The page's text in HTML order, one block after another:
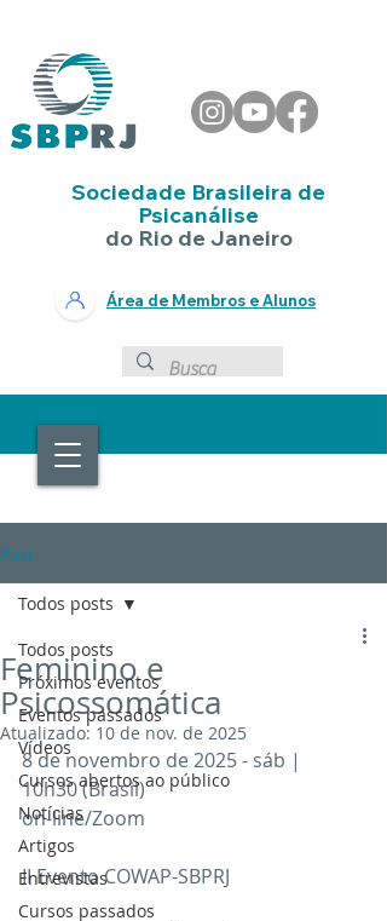
Sociedade Brasileira de
Psicanálise
do Rio de Janeiro
Área de Membros e Alunos
Post
Todos posts
Próximos eventos
Eventos passados
Vídeos
Cursos abertos ao público
Notícias
Artigos
Entrevistas
Cursos passados
Todos posts
Feminino e
Psicossomática
Atualizado: 10 de nov. de 2025
8 de novembro de 2025 - sáb |
10h30 (Brasil)
on-line/Zoom
II Evento COWAP-SBPRJ